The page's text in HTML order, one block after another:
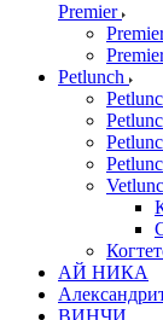
Premier
Petlunch
АЙ НИКА
ВИНЧИ